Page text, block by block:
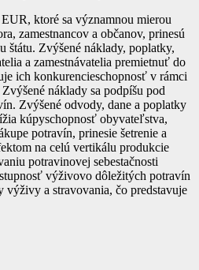
ktoré sa významnou mierou
zamestnancov a občanov, prinesú
štátu. Zvýšené náklady, poplatky,
a zamestnávatelia premietnuť do
ich konkurencieschopnosť v rámci
náklady sa podpíšu pod
Zvýšené odvody, dane a poplatky
kúpyschopnosť obyvateľstva,
potravín, prinesie šetrenie a
na celú vertikálu produkcie
potravinovej sebestačnosti
výživovo dôležitých potravín
a stravovania, čo predstavuje